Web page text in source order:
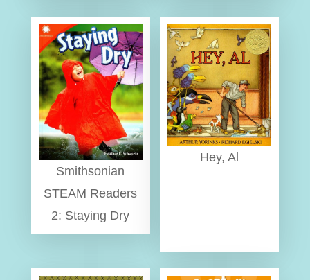
Smithsonian
STEAM Readers
2: Staying Dry
Hey, Al